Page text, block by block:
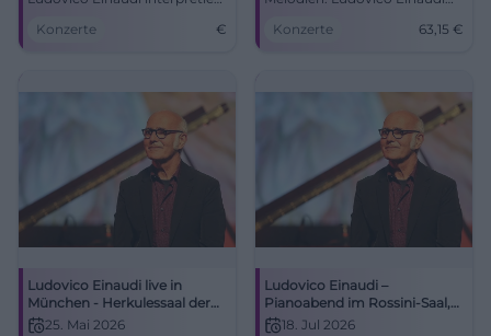
Orangerie Darmstadt.
Konzerte €
Herkulessaal der Residenz
Konzerte 63,15 €
Ludovico Einaudi live in
München - Herkulessaal der
Residenz Konzert 2026
25. Mai 2026
Ludovico Einaudi –
Pianoabend im Rossini-Saal,
Bad Kissingen
18. Jul 2026